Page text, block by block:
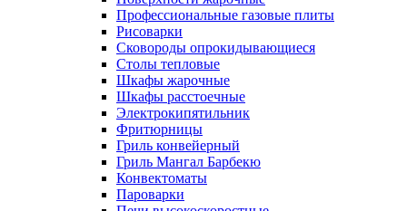
Профессиональные газовые плиты
Рисоварки
Сковороды опрокидывающиеся
Столы тепловые
Шкафы жарочные
Шкафы расстоечные
Электрокипятильник
Фритюрницы
Гриль конвейерный
Гриль Мангал Барбекю
Конвектоматы
Пароварки